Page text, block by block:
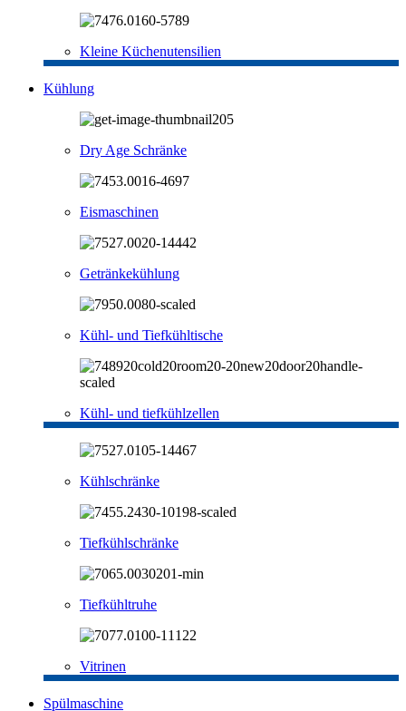
Kleine Küchenutensilien
Kühlung
Dry Age Schränke
Eismaschinen
Getränkekühlung
Kühl- und Tiefkühltische
Kühl- und tiefkühlzellen
Kühlschränke
Tiefkühlschränke
Tiefkühltruhe
Vitrinen
Spülmaschine